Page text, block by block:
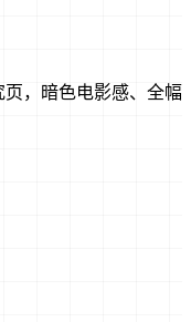
，暗色电影感、全幅